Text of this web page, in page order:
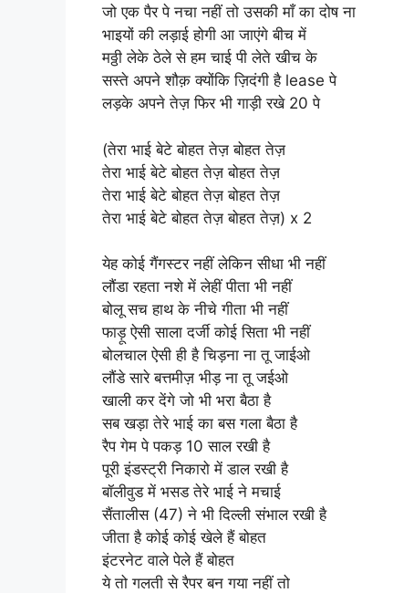
जो एक पैर पे नचा नहीं तो उसकी माँ का दोष ना
भाइयों की लड़ाई होगी आ जाएंगे बीच में
मठ्ठी लेके ठेले से हम चाई पी लेते खीच के
सस्ते अपने शौक़ क्योंकि ज़िदंगी है lease पे
लड़के अपने तेज़ फिर भी गाड़ी रखे 20 पे
(तेरा भाई बेटे बोहत तेज़ बोहत तेज़
तेरा भाई बेटे बोहत तेज़ बोहत तेज़
तेरा भाई बेटे बोहत तेज़ बोहत तेज़
तेरा भाई बेटे बोहत तेज़ बोहत तेज़) x 2
येह कोई गैंगस्टर नहीं लेकिन सीधा भी नहीं
लौंडा रहता नशे में लेहीं पीता भी नहीं
बोलू सच हाथ के नीचे गीता भी नहीं
फाड़ू ऐसी साला दर्जी कोई सिता भी नहीं
बोलचाल ऐसी ही है चिड़ना ना तू जाईओ
लौंडे सारे बत्तमीज़ भीड़ ना तू जईओ
खाली कर देंगे जो भी भरा बैठा है
सब खड़ा तेरे भाई का बस गला बैठा है
रैप गेम पे पकड़ 10 साल रखी है
पूरी इंडस्ट्री निकारो में डाल रखी है
बॉलीवुड में भसड तेरे भाई ने मचाई
सैंतालीस (47) ने भी दिल्ली संभाल रखी है
जीता है कोई कोई खेले हैं बोहत
इंटरनेट वाले पेले हैं बोहत
ये तो गलती से रैपर बन गया नहीं तो